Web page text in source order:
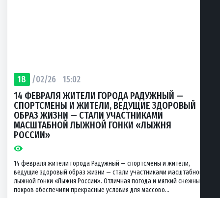
18 /02/26 15:02
14 ФЕВРАЛЯ ЖИТЕЛИ ГОРОДА РАДУЖНЫЙ —
СПОРТСМЕНЫ И ЖИТЕЛИ, ВЕДУЩИЕ ЗДОРОВЫЙ
ОБРАЗ ЖИЗНИ — СТАЛИ УЧАСТНИКАМИ
МАСШТАБНОЙ ЛЫЖНОЙ ГОНКИ «ЛЫЖНЯ
РОССИИ»
14 февраля жители города Радужный — спортсмены и жители,
ведущие здоровый образ жизни — стали участниками масштабной
лыжной гонки «Лыжня России». Отличная погода и мягкий снежный
покров обеспечили прекрасные условия для массово...